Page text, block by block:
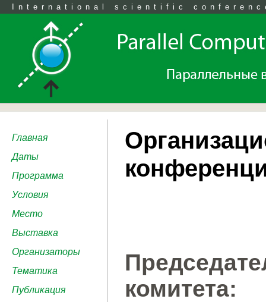
International scientific
Главная
Даты
Программа
Условия
Место
Выставка
Организаторы
Тематика
Публикация
комитета: